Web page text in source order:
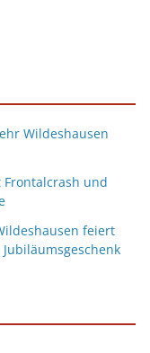
Wildeshausen
Frontalcrash und
feiert